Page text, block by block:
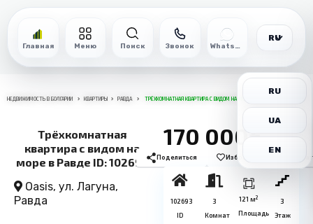
Главная Меню Поиск Звонок WhatsApp
RU
RU
UA
EN
НЕДВИЖИМОСТЬ В БОЛГАРИИ КВАРТИРЫ РАВДА ТРЁХКОМНАТНАЯ КВАРТИРА С ВИДОМ НА МОРЕ В РАВДЕ ID: 102693
Трёхкомнатная
квартира с видом на
море в Равде ID: 102693
Oasis, ул. Лагуна,
Равда
170 000€
Поделиться Избранное
102693
ID
3
Комнат
121 м2
Площадь
3
Этаж